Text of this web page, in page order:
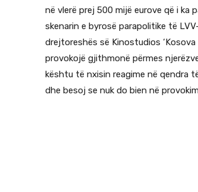
në vlerë prej 500 mijë eurove që i ka
skenarin e byrosë parapolitike të
drejtoreshës së Kinostudios
provokojë gjithmonë përmes
kështu të nxisin reagime në qendra
dhe besoj se nuk do bien në